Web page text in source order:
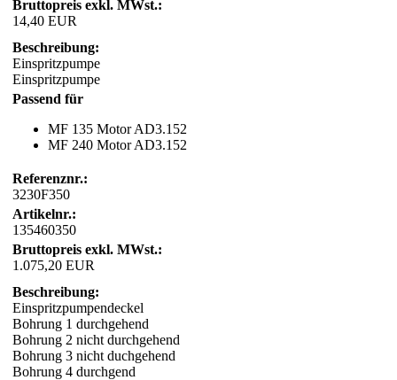
Bruttopreis exkl. MWst.:
14,40 EUR
Beschreibung:
Einspritzpumpe
Einspritzpumpe
Passend für
MF 135 Motor AD3.152
MF 240 Motor AD3.152
Referenznr.:
3230F350
Artikelnr.:
135460350
Bruttopreis exkl. MWst.:
1.075,20 EUR
Beschreibung:
Einspritzpumpendeckel
Bohrung 1 durchgehend
Bohrung 2 nicht durchgehend
Bohrung 3 nicht duchgehend
Bohrung 4 durchgend